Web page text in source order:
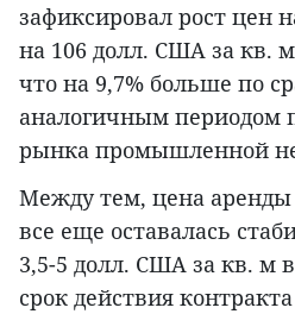
зафиксировал рост цен
на 106 долл. США за кв.
что на 9,7% больше по
аналогичным периодом
рынка промышленной
Между тем, цена аренды
все еще оставалась
3,5-5 долл. США за кв. м
срок действия